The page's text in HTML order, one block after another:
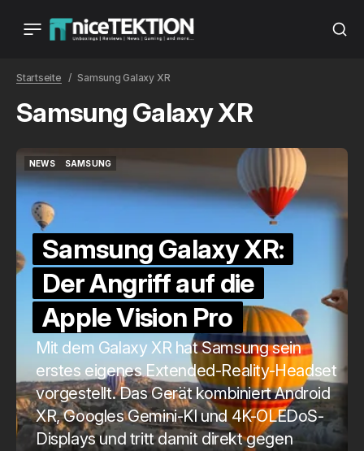
Startseite Samsung Galaxy XR
Samsung Galaxy XR
NEWS
NEWS
SAMSUNG
Samsung Galaxy XR:
Der Angriff auf die
Apple Vision Pro
Mit dem Galaxy XR hat Samsung sein
erstes eigenes Extended-Reality-Headset
vorgestellt. Das Gerät kombiniert Android
XR, Googles Gemini-KI und 4K-OLEDoS-
Displays und tritt damit direkt gegen